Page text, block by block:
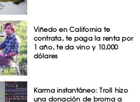
Viñedo en California te
contrata, te paga la renta por
1 año, te da vino y 10,000
dólares
Karma instantáneo: Troll hizo
una donación de broma a